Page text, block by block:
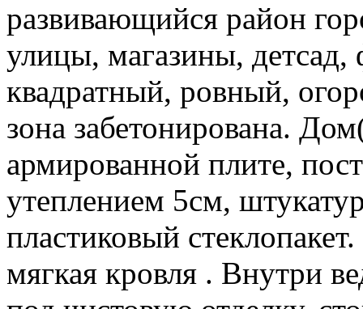
развивающийся район
улицы, магазины, детсад,
квадратный, ровный,
зона забетонирована.
армированной плите,
утеплением 5см,
пластиковый
мягкая кровля . Внутри